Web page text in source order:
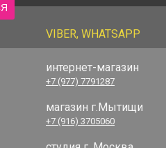
VIBER, WHATSAPP
интернет-магазин
+7 (977) 7791287
магазин г.Мытищи
+7 (916) 3705060